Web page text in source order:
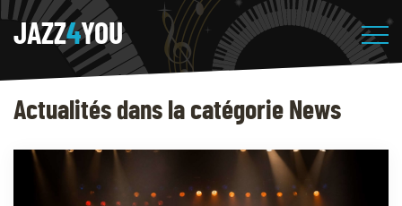
JAZZ4YOU
Actualités dans la catégorie News